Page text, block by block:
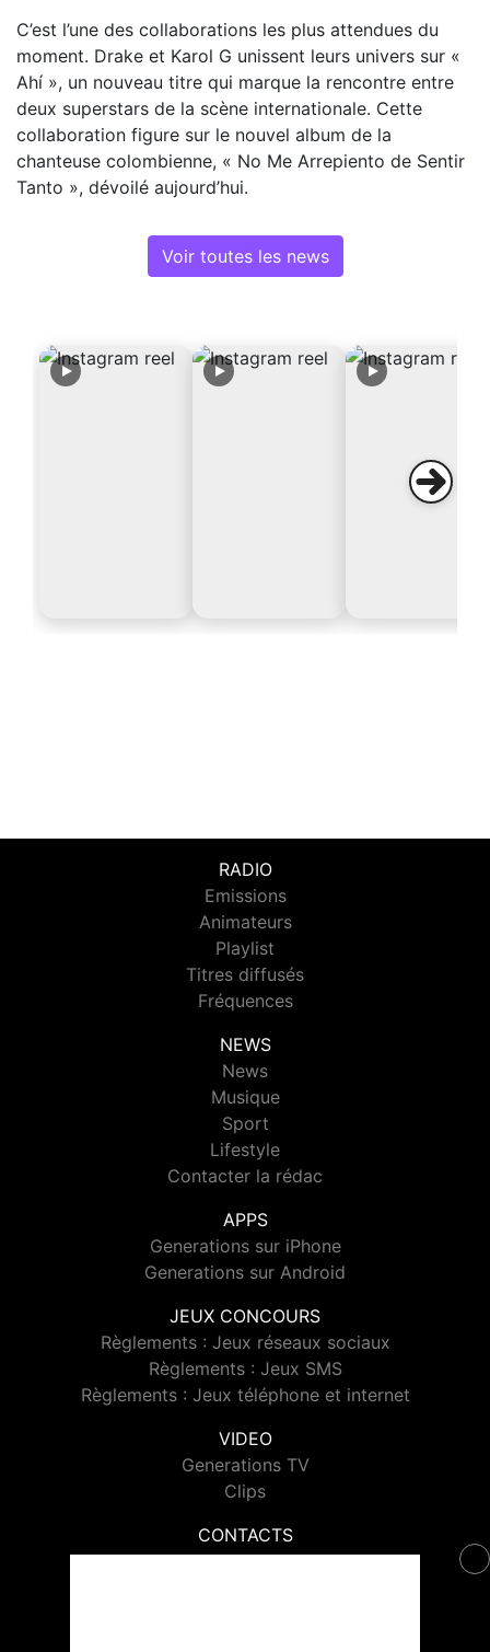
C’est l’une des collaborations les plus attendues du
moment. Drake et Karol G unissent leurs univers sur «
Ahí », un nouveau titre qui marque la rencontre entre
deux superstars de la scène internationale. Cette
collaboration figure sur le nouvel album de la
chanteuse colombienne, « No Me Arrepiento de Sentir
Tanto », dévoilé aujourd’hui.
Voir toutes les news
RADIO
Emissions
Animateurs
Playlist
Titres diffusés
Fréquences
NEWS
News
Musique
Sport
Lifestyle
Contacter la rédac
APPS
Generations sur iPhone
Generations sur Android
JEUX CONCOURS
Règlements : Jeux réseaux sociaux
Règlements : Jeux SMS
Règlements : Jeux téléphone et internet
VIDEO
Generations TV
Clips
CONTACTS
Contacter Generations